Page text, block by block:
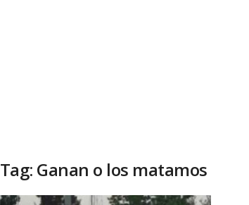
Tag: Ganan o los matamos